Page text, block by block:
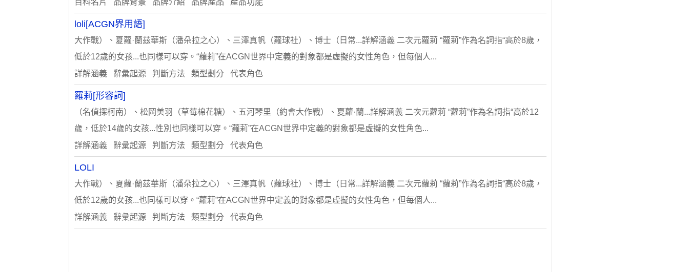
百科名片 品牌背景 品牌介紹 品牌產品 產品功能
loli[ACGN界用語]
大作戰）、夏蘿·蘭茲華斯（潘朵拉之心）、三澤真帆（蘿球社）、博士（日常...詳解涵義 二次元蘿莉 “蘿莉”作為名詞指“高於8歲，
低於12歲的女孩...也同樣可以穿。“蘿莉”在ACGN世界中定義的對象都是虛擬的女性角色，但每個人...
詳解涵義 辭彙起源 判斷方法 類型劃分 代表角色
羅莉[形容詞]
（名偵探柯南）、松岡美羽（草莓棉花糖）、五河琴里（約會大作戰）、夏蘿·蘭...詳解涵義 二次元蘿莉 “蘿莉”作為名詞指“高於12
歲，低於14歲的女孩...性別也同樣可以穿。“蘿莉”在ACGN世界中定義的對象都是虛擬的女性角色...
詳解涵義 辭彙起源 判斷方法 類型劃分 代表角色
LOLI
大作戰）、夏蘿·蘭茲華斯（潘朵拉之心）、三澤真帆（蘿球社）、博士（日常...詳解涵義 二次元蘿莉 “蘿莉”作為名詞指“高於8歲，
低於12歲的女孩...也同樣可以穿。“蘿莉”在ACGN世界中定義的對象都是虛擬的女性角色，但每個人...
詳解涵義 辭彙起源 判斷方法 類型劃分 代表角色